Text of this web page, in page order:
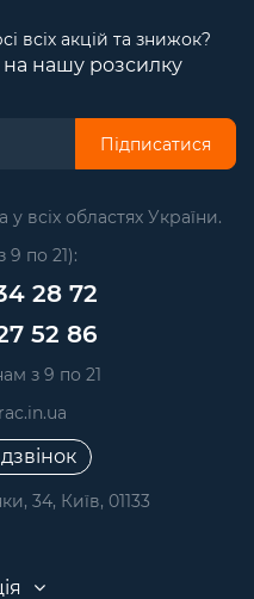
всіх акцій та знижок?
на нашу розсилку
Підписатися
всіх областях України.
9 по 21):
28 72
52 86
з 9 по 21
34, Київ, 01133